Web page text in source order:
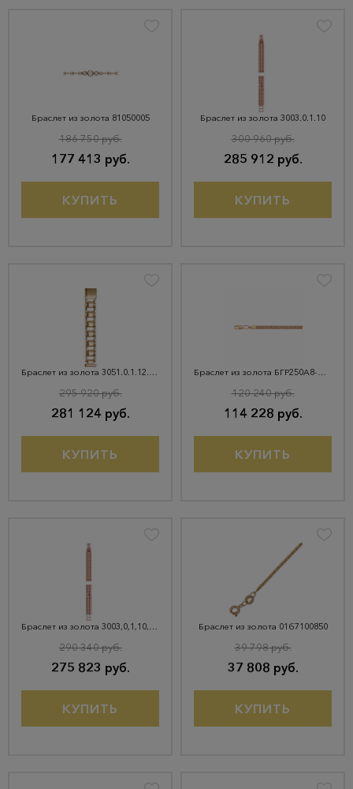
Браслет из золота 81050005
177 413 руб.
186 750 руб.
КУПИТЬ
Браслет из золота 3003.0.1.10
285 912 руб.
300 960 руб.
КУПИТЬ
Браслет из золота 3051.0.1.12.150
281 124 руб.
295 920 руб.
КУПИТЬ
Браслет из золота БГР250А8-А51
114 228 руб.
120 240 руб.
КУПИТЬ
Браслет из золота 3003,0,1,10,150
275 823 руб.
290 340 руб.
КУПИТЬ
Браслет из золота 01б7100850
37 808 руб.
39 798 руб.
КУПИТЬ